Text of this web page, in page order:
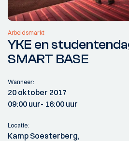
Arbeidsmarkt
YKE en
SMART BASE
Wanneer:
20 oktober 2017
09:00 uur- 16:00 uur
Locatie:
Kamp Soesterberg,